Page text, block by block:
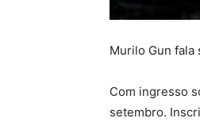
Murilo Gun fala
Com ingresso
setembro.